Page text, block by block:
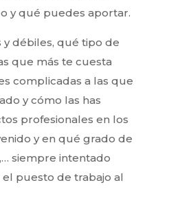
y qué puedes aportar.
y débiles, qué tipo de
que más te cuesta
complicadas a las que
y cómo las has
profesionales en los
y en qué grado de
siempre intentado
puesto de trabajo al